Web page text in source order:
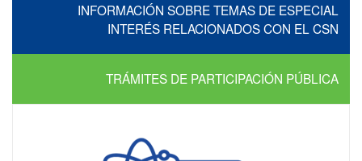
INFORMACIÓN SOBRE TEMAS DE ESPECIAL
INTERÉS RELACIONADOS CON EL CSN
TRÁMITES DE PARTICIPACIÓN PÚBLICA